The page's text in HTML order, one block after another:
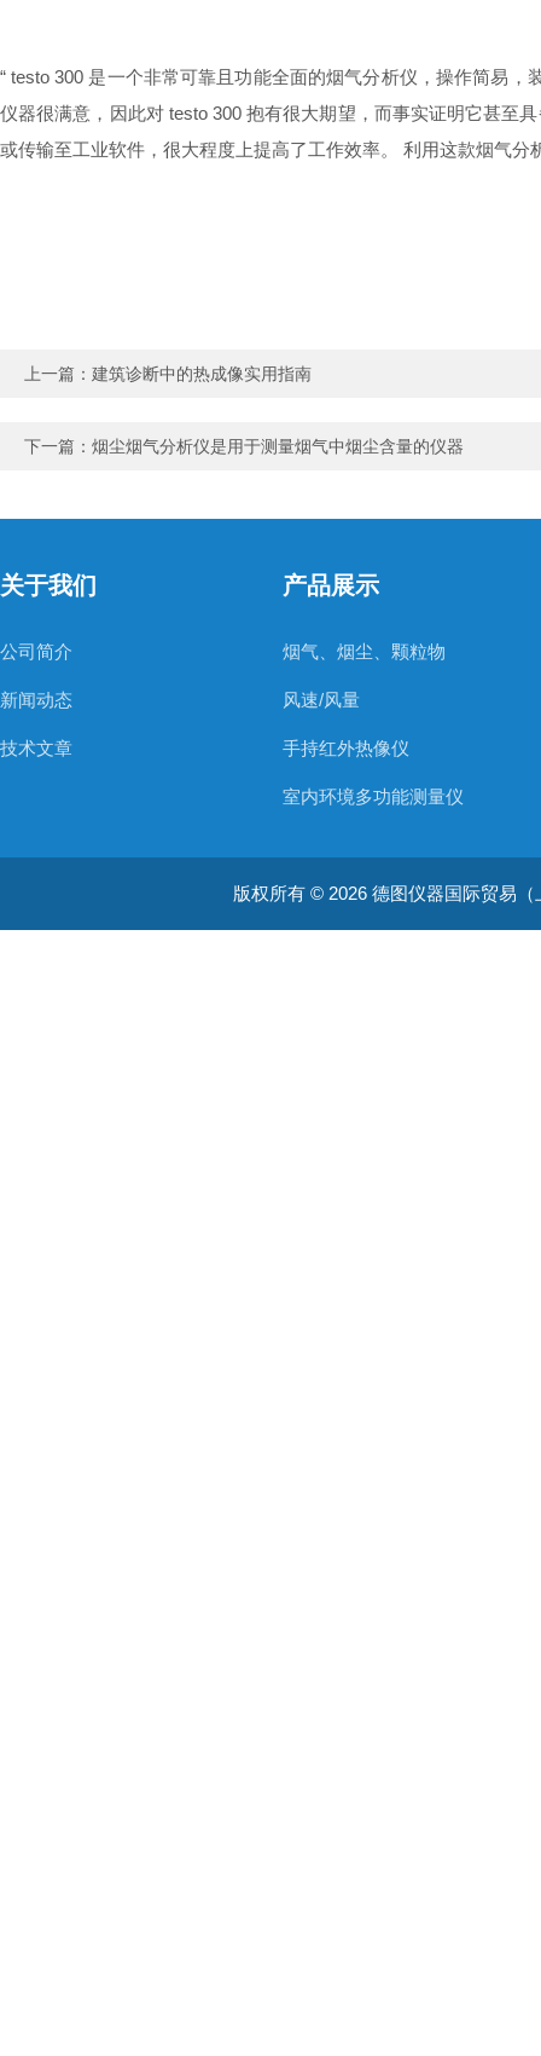
“ testo 300 是一个非常可靠且功能全面的烟气分析仪，操作简易
仪器很满意，因此对 testo 300 抱有很大期望，而事实证明它甚至
或传输至工业软件，很大程度上提高了工作效率。 利用这款烟气
上一篇： 建筑诊断中的热成像实用指南
下一篇： 烟尘烟气分析仪是用于测量烟气中烟尘含量的仪器
关于我们
公司简介
新闻动态
技术文章
产品展示
烟气、烟尘、颗粒物
风速/风量
手持红外热像仪
室内环境多功能测量仪
温湿度仪器
版权所有 © 2026 德图仪器国际贸易